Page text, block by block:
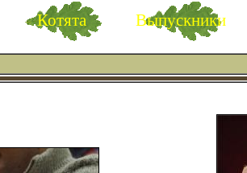
Котята Выпускники